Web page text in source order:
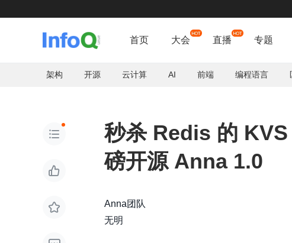
首页 大会 直播 专题
架构 开源 云计算 AI 前端 编程语言



秒杀 Redis 的
磅开源 Anna 1.0
Anna团队
无明